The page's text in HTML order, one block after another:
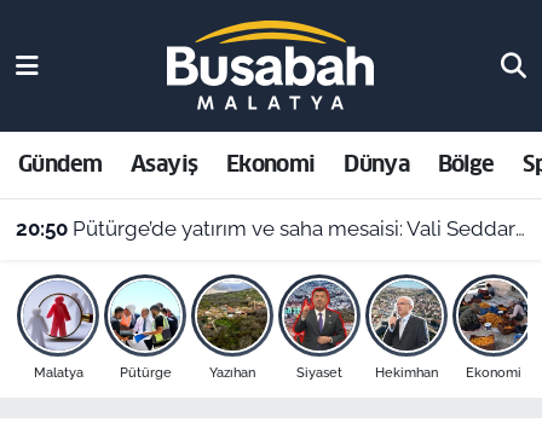
Gündem Asayiş Ekonomi Dünya Bölge
20:50 Pütürge’de yatırım ve saha mesaisi: Vali Seddar Yavuz ilçeyi karış karış inceledi!
20:08 Malatya’nın yeri en çok araştırılan ilçesi: Yazıhan nerede, Malatya’nın neresinde kalıyor?
Malatya Pütürge Yazıhan Siyaset Hekimhan Ekonomi
Asayiş
Ekonomi
Dünya
Bölge
Malatya Nöbetçi Eczaneler
Malatya Hava Durumu
Malatya Namaz Vakitleri
Malatya Trafik Yoğunluk Haritası
Süper Lig Puan Durumu ve Fikstür